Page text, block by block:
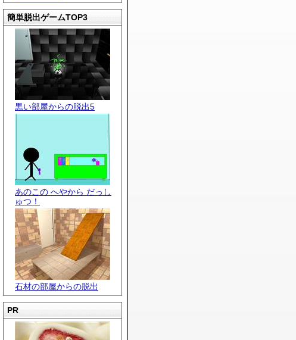
簡単脱出ゲームTOP3
黒い部屋からの脱出5
あのこの へやから だっし
ゅつ！
石材の部屋からの脱出
PR